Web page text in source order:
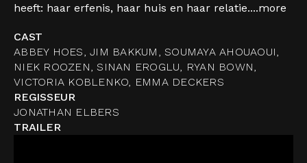
heeft: haar erfenis, haar huis en haar relatie....more
CAST
ABBEY HOES, JIM BAKKUM, SOUMAYA AHOUAOUI,
NIEK ROOZEN, SINAN EROGLU, RYAN BOWN,
VICTORIA KOBLENKO, EMMA DECKERS
REGISSEUR
JONATHAN ELBERS
TRAILER